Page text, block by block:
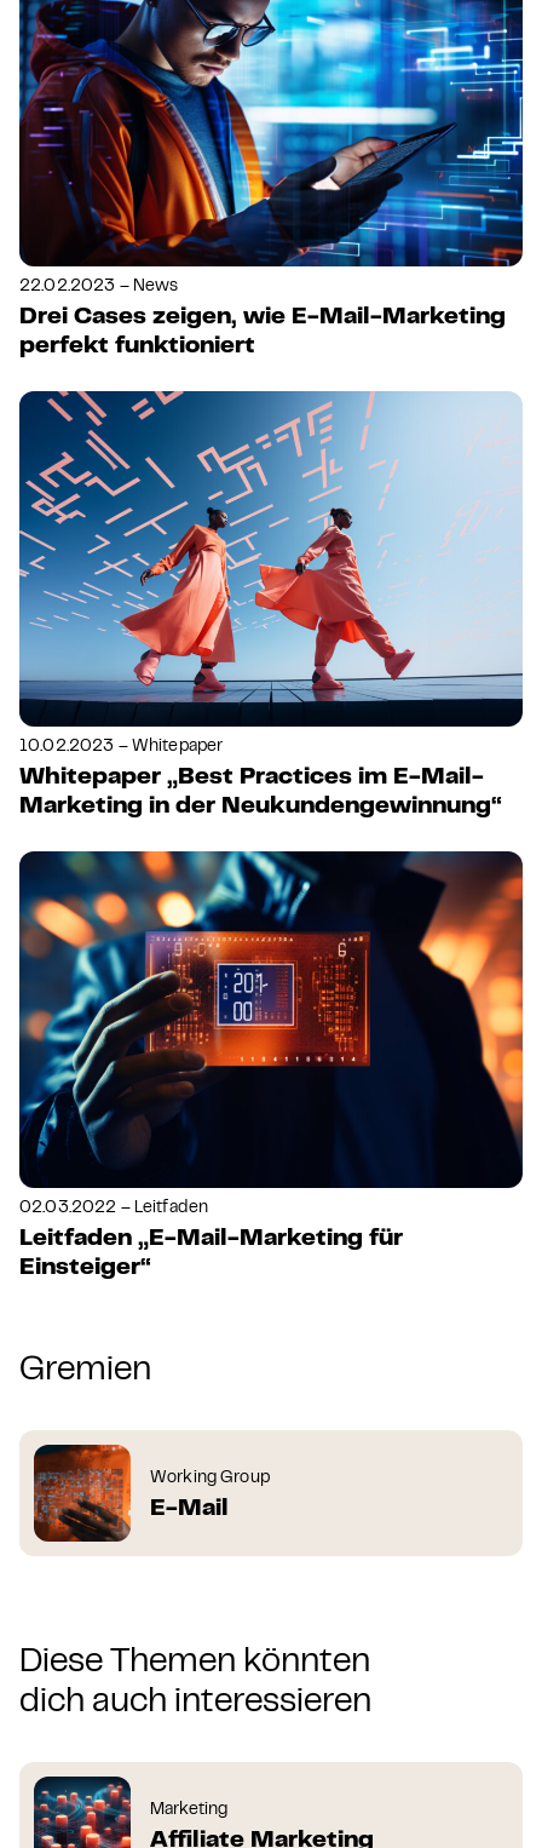
22.02.2023 – News
Drei Cases zeigen, wie E-Mail-Marketing
perfekt funktioniert
10.02.2023 – Whitepaper
Whitepaper „Best Practices im E-Mail-
Marketing in der Neukundengewinnung“
02.03.2022 – Leitfaden
Leitfaden „E-Mail-Marketing für
Einsteiger“
Gremien
Working Group
E-Mail
Diese Themen könnten
dich auch interessieren
Marketing
Affiliate Marketing